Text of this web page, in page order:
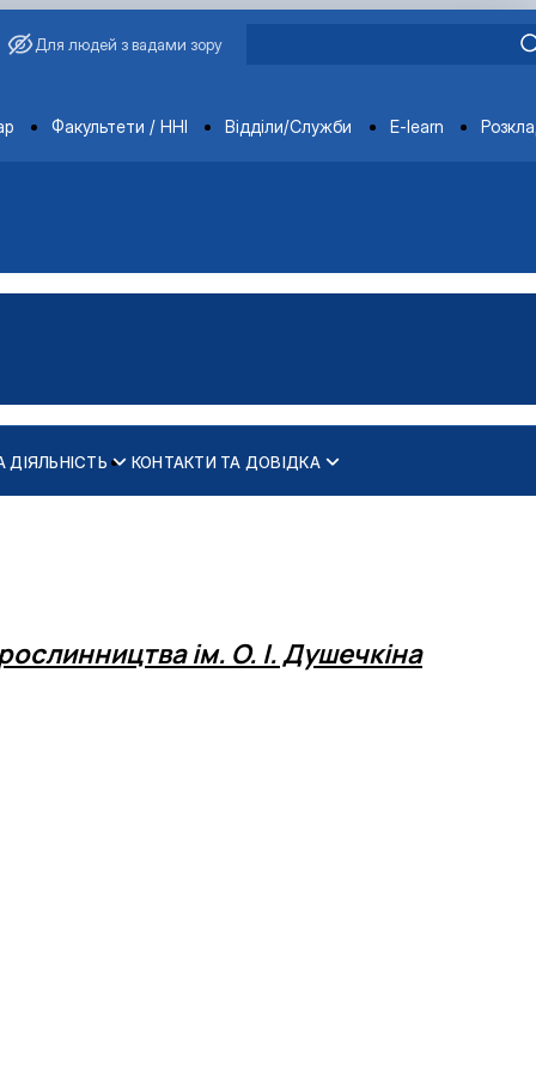
Для людей з вадами зору
Факультети / ННІ Відділи/Служби E-learn
М."
ДІЯЛЬНІСТЬ КОНТАКТИ ТА ДОВІДКА
ім. О. І. Душечкіна